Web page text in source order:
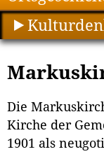
Die
Kirche der
1901 als